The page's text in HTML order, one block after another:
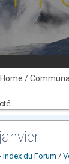
Home /
Index du Forum /